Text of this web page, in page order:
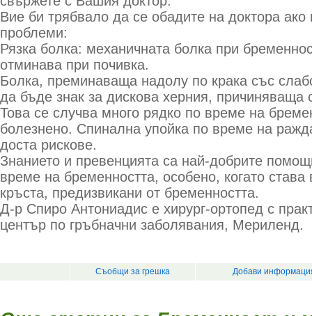
Вие би трябвало да се обадите на доктора ако
проблеми:
Рязка болка: механичната болка при
отминава при почивка.
Болка, преминаваща надолу по крака със
да бъде знак за дискова херния, причиняваща
Това се случва много рядко по време на
болезнено. Спинална упойка по време на
доста рискове.
Знанието и превенцията са най-добрите
време на бременността, особено, когато става
кръста, предизвикани от бременността.
Д-р Спиро Антониадис е хирург-ортопед с
център по гръбначни заболявания, Мериленд.
Съобщи за грешка Добави